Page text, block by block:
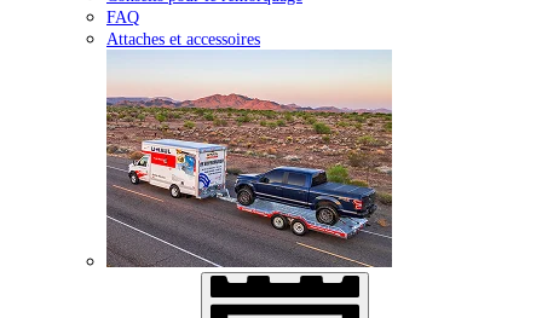
FAQ
Attaches et accessoires